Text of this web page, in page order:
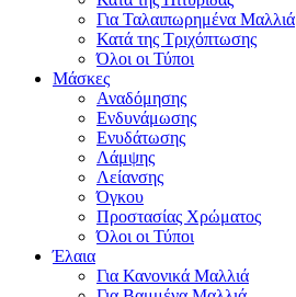
Για Ταλαιπωρημένα Μαλλιά
Κατά της Τριχόπτωσης
Όλοι οι Τύποι
Μάσκες
Αναδόμησης
Ενδυνάμωσης
Ενυδάτωσης
Λάμψης
Λείανσης
Όγκου
Προστασίας Χρώματος
Όλοι οι Τύποι
Έλαια
Για Κανονικά Μαλλιά